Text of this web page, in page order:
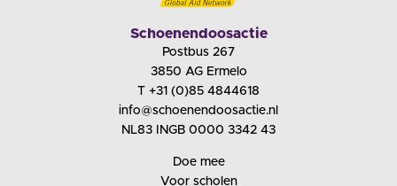
Schoenendoosactie
Postbus 267
3850 AG Ermelo
T +31 (0)85 4844618
info@schoenendoosactie.nl
NL83 INGB 0000 3342 43
Doe mee
Voor scholen